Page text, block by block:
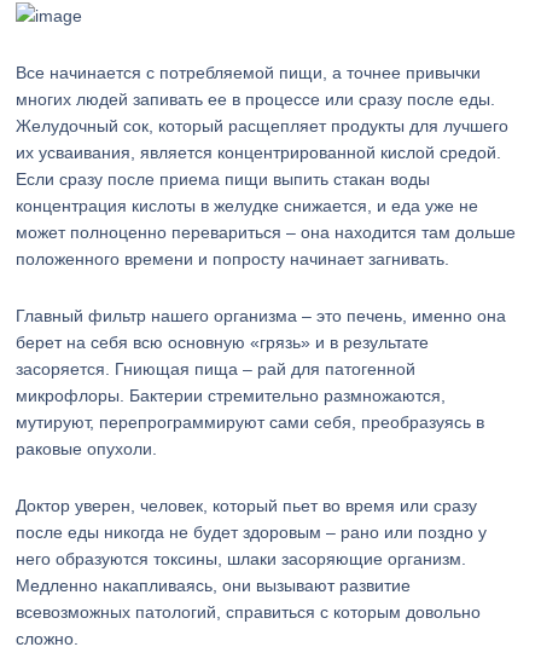
Все начинается с потребляемой пищи, а точнее привычки
многих людей запивать ее в процессе или сразу после еды.
Желудочный сок, который расщепляет продукты для лучшего
их усваивания, является концентрированной кислой средой.
Если сразу после приема пищи выпить стакан воды
концентрация кислоты в желудке снижается, и еда уже не
может полноценно перевариться – она находится там дольше
положенного времени и попросту начинает загнивать.
Главный фильтр нашего организма – это печень, именно она
берет на себя всю основную «грязь» и в результате
засоряется. Гниющая пища – рай для патогенной
микрофлоры. Бактерии стремительно размножаются,
мутируют, перепрограммируют сами себя, преобразуясь в
раковые опухоли.
Доктор уверен, человек, который пьет во время или сразу
после еды никогда не будет здоровым – рано или поздно у
него образуются токсины, шлаки засоряющие организм.
Медленно накапливаясь, они вызывают развитие
всевозможных патологий, справиться с которым довольно
сложно.